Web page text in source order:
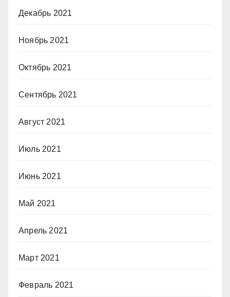
Декабрь 2021
Ноябрь 2021
Октябрь 2021
Сентябрь 2021
Август 2021
Июль 2021
Июнь 2021
Май 2021
Апрель 2021
Март 2021
Февраль 2021